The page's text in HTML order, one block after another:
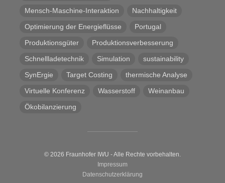
Mensch-Maschine-Interaktion
Nachhaltigkeit
Optimierung der Energieflüsse
Portugal
Produktionsgüter
Produktionsverbesserung
Schnellladetechnik
Simulation
sustainability
SynErgie
Target Costing
thermische Analyse
Virtuelle Konferenz
Wasserstoff
Weinanbau
Ökobilanzierung
© 2026 Fraunhofer IWU - Alle Rechte vorbehalten.
Impressum
Datenschutzerklärung